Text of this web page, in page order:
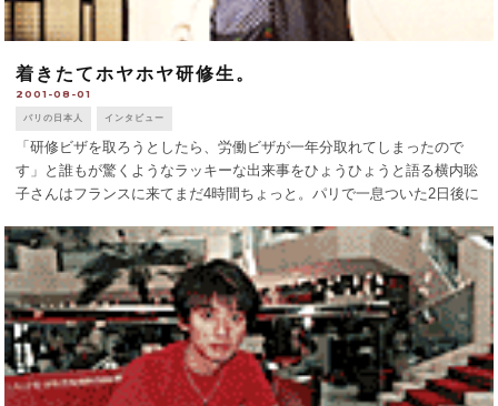
着きたてホヤホヤ研修生。
2001-08-01
パリの日本人 インタビュー
「研修ビザを取ろうとしたら、労働ビザが一年分取れてしまったので
す」と誰もが驚くようなラッキーな出来事をひょうひょうと語る横内聡
子さんはフランスに来てまだ4時間ちょっと。パリで一息ついた2日後に
短大卒業後、留学先のアメ [...]